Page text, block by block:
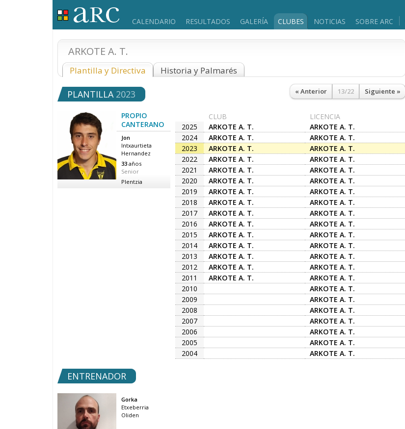
CALENDARIO RESULTADOS GALERÍA CLUBES NOTICIAS SOBRE ARC
ARKOTE A. T.
Plantilla y Directiva Historia y Palmarés
« Anterior 13/22 Siguiente »
PLANTILLA 2023
PROPIO
CANTERANO
Jon
Intxaurtieta
Hernandez
33 años
Senior
Plentzia
CLUB
LICENCIA
2025
ARKOTE A. T.
ARKOTE A. T.
2024
ARKOTE A. T.
ARKOTE A. T.
2023
ARKOTE A. T.
ARKOTE A. T.
2022
ARKOTE A. T.
ARKOTE A. T.
2021
ARKOTE A. T.
ARKOTE A. T.
2020
ARKOTE A. T.
ARKOTE A. T.
2019
ARKOTE A. T.
ARKOTE A. T.
2018
ARKOTE A. T.
ARKOTE A. T.
2017
ARKOTE A. T.
ARKOTE A. T.
2016
ARKOTE A. T.
ARKOTE A. T.
2015
ARKOTE A. T.
ARKOTE A. T.
2014
ARKOTE A. T.
ARKOTE A. T.
2013
ARKOTE A. T.
ARKOTE A. T.
2012
ARKOTE A. T.
ARKOTE A. T.
2011
ARKOTE A. T.
ARKOTE A. T.
2010
ARKOTE A. T.
2009
ARKOTE A. T.
2008
ARKOTE A. T.
2007
ARKOTE A. T.
2006
ARKOTE A. T.
2005
ARKOTE A. T.
2004
ARKOTE A. T.
ENTRENADOR
Gorka
Etxeberria
Oliden